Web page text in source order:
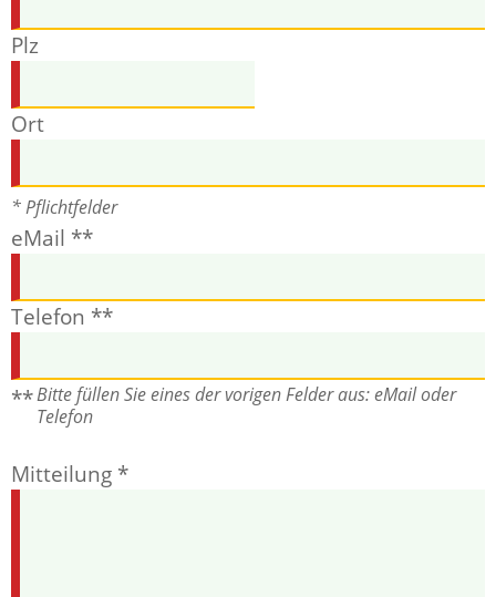
Plz
Ort
* Pflichtfelder
eMail **
Telefon **
**Bitte füllen Sie eines der vorigen Felder aus: eMail oder
Telefon
Mitteilung *